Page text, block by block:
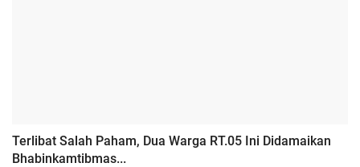
Terlibat Salah Paham, Dua Warga RT.05 Ini Didamaikan
Bhabinkamtibmas...